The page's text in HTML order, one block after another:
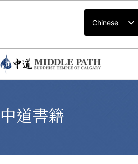
Chinese
中道書籍